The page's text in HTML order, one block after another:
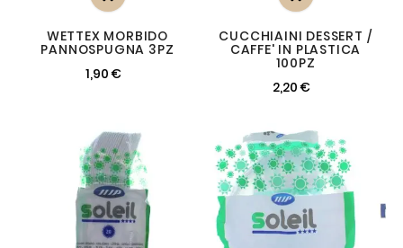
WETTEX MORBIDO
PANNOSPUGNA 3PZ
1,90 €
CUCCHIAINI DESSERT /
CAFFE' IN PLASTICA
100PZ
2,20 €